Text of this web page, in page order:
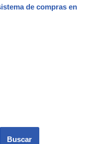
de compras en
Buscar